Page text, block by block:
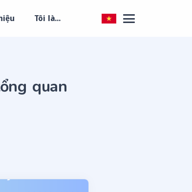
Tôi là...
quan